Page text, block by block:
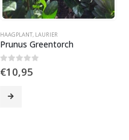
HAAGPLANT, LAURIER
Prunus Greentorch
0out of 5
€10,95